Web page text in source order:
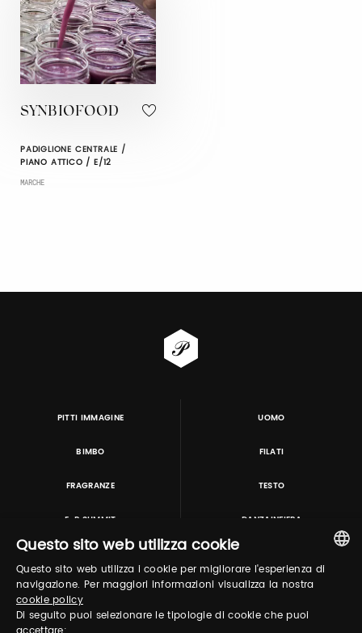
SYNBIOFOOD
PADIGLIONE CENTRALE /
PIANO ATTICO / E/12
MARCHE
PITTI IMMAGINE UOMO
BIMBO FILATI
FRAGRANZE TESTO
E-P SUMMIT DANZAINFIERA
TUTORING & CONSULTING
ITALIAN
Questo sito web utilizza cookie
Questo sito web utilizza i cookie per migliorare l'esperienza di
navigazione. Per maggiori informazioni visualizza la nostra
cookie policy
Di seguito puoi selezionare le tipologie di cookie che puoi